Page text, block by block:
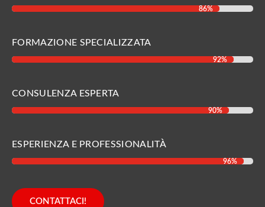
86%
86%
FORMAZIONE SPECIALIZZATA
92%
92%
CONSULENZA ESPERTA
90%
90%
ESPERIENZA E PROFESSIONALITÀ
96%
96%
CONTATTACI!